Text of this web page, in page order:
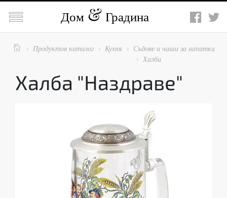
 Дом Градина
  Продуктов каталог  Кухня  Съдове и чаши за напитки
 Халби
Халба "Наздраве"